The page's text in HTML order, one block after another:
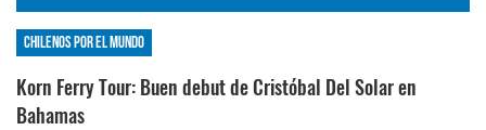
Chilenos por el mundo
Korn Ferry Tour: Buen debut de Cristóbal Del Solar en
Bahamas